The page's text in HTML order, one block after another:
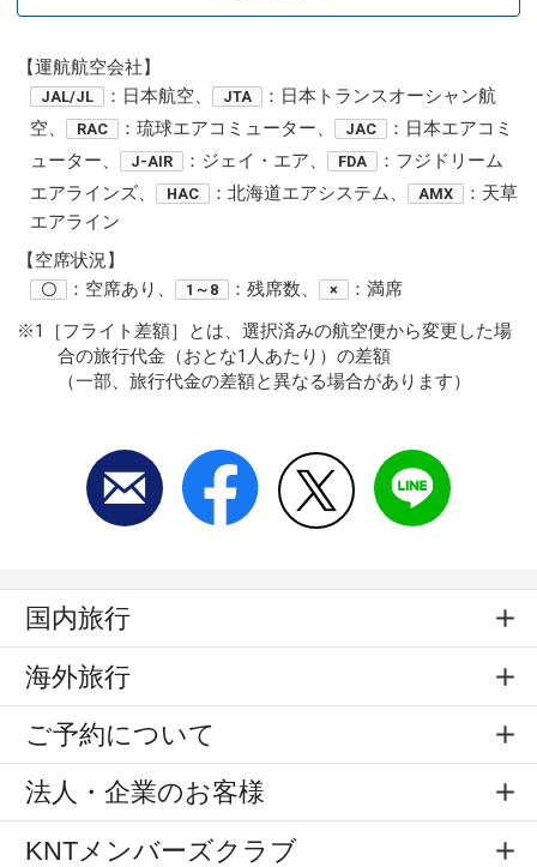
【運航航空会社】
JAL/JL ：日本航空、 JTA
：日本トランスオーシャン航
空、
RAC ：琉球エアコミューター、 JAC
：日本エアコミ
ューター、
J-AIR ：ジェイ・エア、 FDA
：フジドリーム
エアラインズ、
HAC ：北海道エアシステム、 AMX
：天草
エアライン
【空席状況】
〇 ：空席あり、 1～8 ：残席数、 ×
：満席
※1［フライト差額］とは、選択済みの航空便から変更した場
合の旅行代金（おとな1人あたり）の差額
（一部、旅行代金の差額と異なる場合があります）
国内旅行
海外旅行
ご予約について
法人・企業のお客様
KNTメンバーズクラブ